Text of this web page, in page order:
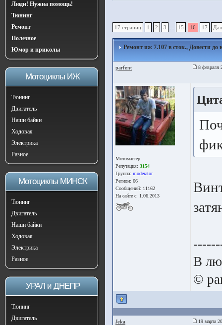
Люди! Нужна помощь!
Тюнинг
Ремонт
Полезное
Юмор и приколы
Мотоциклы ИЖ
Тюнинг
Двигатель
Наши байки
Ходовая
Электрика
Разное
Мотоциклы МИНСК
Тюнинг
Двигатель
Наши байки
Ходовая
Электрика
Разное
УРАЛ и ДНЕПР
Тюнинг
Двигатель
17 страниц 1 2 3 15 16 17
Ремонт иж 7.107 в сток., Довести до
parfent 8 февраля
Мотомастер
Репутация: 3154
Группа: moderator
Регион: 66
Сообщений: 11162
На сайте с: 1.06.2013
В
©
Jeka 19 марта